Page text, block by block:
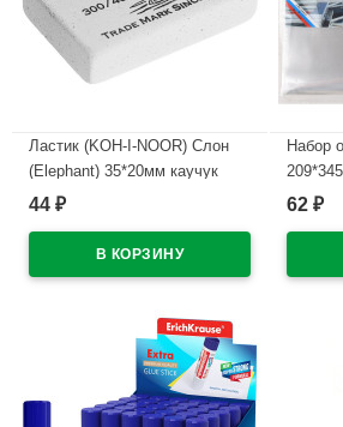
Ластик (KOH-I-NOOR) Слон
(Elephant) 35*20мм каучук
арт.300/40-48
44 ₽
Набор
10
62 ₽